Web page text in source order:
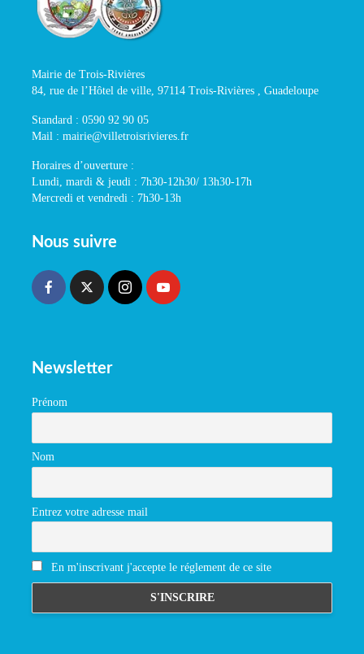
Mairie de Trois-Rivières
84, rue de l’Hôtel de ville, 97114 Trois-Rivières , Guadeloupe
Standard : 0590 92 90 05
Mail : mairie@villetroisrivieres.fr
Horaires d’ouverture :
Lundi, mardi & jeudi : 7h30-12h30/ 13h30-17h
Mercredi et vendredi : 7h30-13h
Nous suivre
Newsletter
Prénom
Nom
Entrez votre adresse mail
En m'inscrivant j'accepte le réglement de ce site